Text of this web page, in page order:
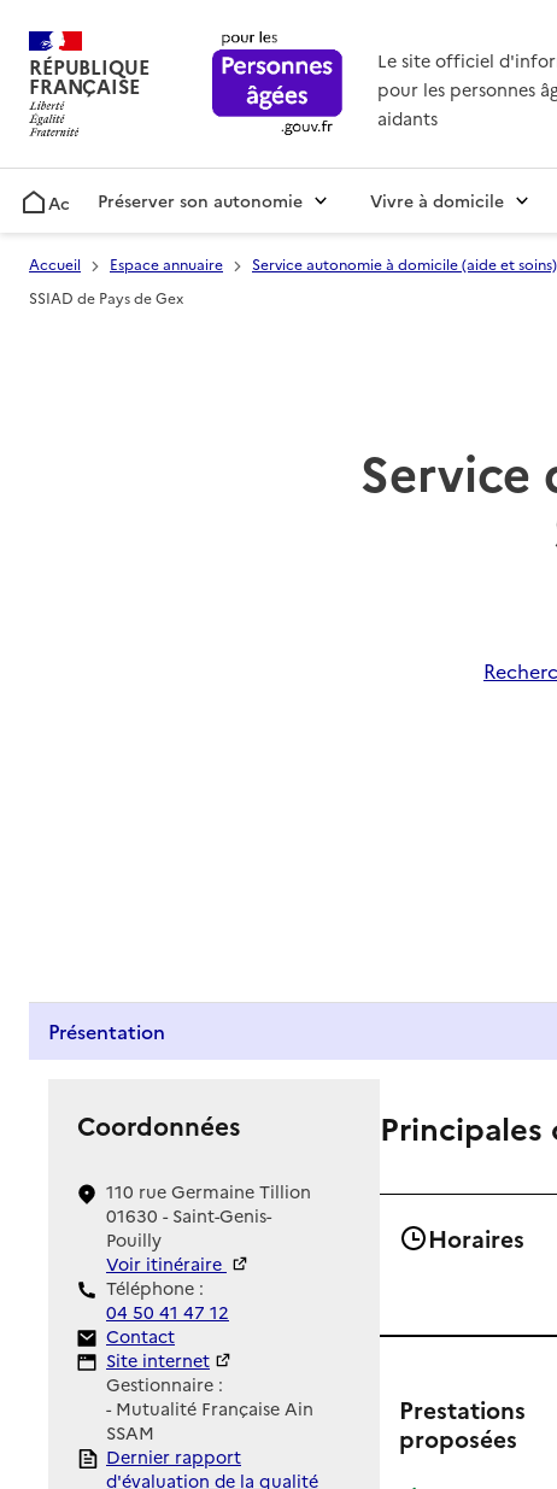
RÉPUBLIQUE
FRANÇAISE
Le site officiel
pour les personnes
aidants
AccueilPréserver son autonomie Vivre à domicile
Accueil Espace annuaire Service autonomie à domicile (aide et soins)
SSIAD de Pays de Gex
Service
Présentation
Coordonnées
110 rue Germaine Tillion
01630 - Saint-Genis-
Pouilly
Voir itinéraire
Téléphone :
04 50 41 47 12
Contact
Contact
Site Internet
Site internet
Gestionnaire :
- Mutualité Française Ain
SSAM
Rapport HAS
Dernier rapport
d'évaluation de la qualité
Principales
Horaires
Prestations
proposées